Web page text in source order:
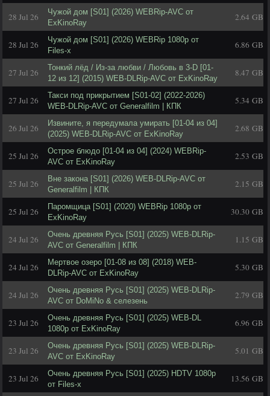
28 Jul 26
Чужой дом [S01] (2026) WEBRip-AVC от
ExKinoRay
2.64 GB
28 Jul 26
Чужой дом [S01] (2026) WEBRip 1080p от
Files-x
6.86 GB
27 Jul 26
Тонкий лёд / Из-за любви / Любовь в 3-D [01-
12 из 12] (2015) WEB-DLRip-AVC от ExKinoRay
8.47 GB
27 Jul 26
Такси под прикрытием [S01-02] (2022-2026)
WEB-DLRip-AVC от Generalfilm | КПК
5.34 GB
26 Jul 26
Извините, я передумала умирать [01-04 из 04]
(2025) WEB-DLRip-AVC от ExKinoRay
2.68 GB
25 Jul 26
Острое блюдо [01-04 из 04] (2024) WEBRip-
AVC от ExKinoRay
2.53 GB
25 Jul 26
Вне закона [S01] (2026) WEB-DLRip-AVC от
Generalfilm | КПК
2.15 GB
25 Jul 26
Паромщица [S01] (2020) WEBRip 1080p от
ExKinoRay
30.30 GB
24 Jul 26
Очень древняя Русь [S01] (2025) WEB-DLRip-
AVC от Generalfilm | КПК
1.15 GB
24 Jul 26
Мертвое озеро [01-08 из 08] (2018) WEB-
DLRip-AVC от ExKinoRay
5.30 GB
24 Jul 26
Очень древняя Русь [S01] (2025) WEB-DLRip-
AVC от DoMiNo & селезень
2.79 GB
23 Jul 26
Очень древняя Русь [S01] (2025) WEB-DL
1080p от ExKinoRay
6.96 GB
23 Jul 26
Очень древняя Русь [S01] (2025) WEB-DLRip-
AVC от ExKinoRay
5.01 GB
23 Jul 26
Очень древняя Русь [S01] (2025) HDTV 1080р
от Files-x
13.56 GB